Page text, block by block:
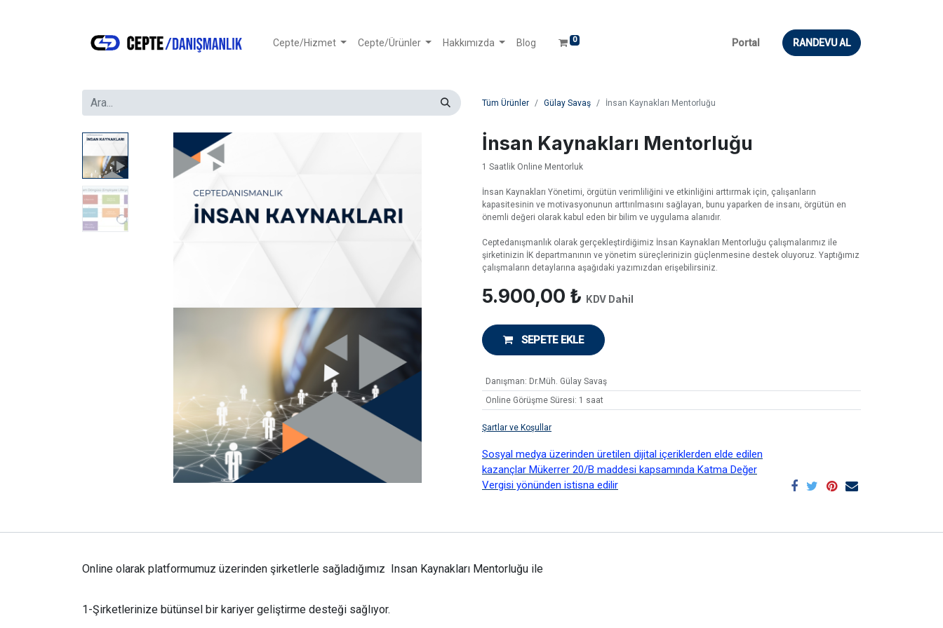
Cepte/Hizmet Cepte/Ürünler Hakkımızda Blog 0 Portal RANDEVU AL
Tüm Ürünler Gülay Savaş İnsan Kaynakları Mentorluğu
İnsan Kaynakları Mentorluğu
1 Saatlik Online Mentorluk
İnsan Kaynakları Yönetimi, örgütün verimliliğini ve etkinliğini arttırmak için, çalışanların
kapasitesinin ve motivasyonunun arttırılmasını sağlayan, bunu yaparken de insanı, örgütün en
önemli değeri olarak kabul eden bir bilim ve uygulama alanıdır.
Ceptedanışmanlık olarak gerçekleştirdiğimiz İnsan Kaynakları Mentorluğu çalışmalarımız ile
şirketinizin İK departmanının ve yönetim süreçlerinizin güçlenmesine destek oluyoruz. Yaptığımız
çalışmaların detaylarına aşağıdaki yazımızdan erişebilirsiniz.
5.900,00 ₺ KDV Dahil
SEPETE EKLE
Danışman: Dr.Müh. Gülay Savaş
Online Görüşme Süresi: 1 saat
Şartlar ve Koşullar
Sosyal medya üzerinden üretilen dijital içeriklerden elde edilen
kazançlar Mükerrer 20/B maddesi kapsamında Katma Değer
Vergisi yönünden istisna edilir
Online olarak platformumuz üzerinden şirketlerle sağladığımız Insan Kaynakları Mentorluğu ile
1-Şirketlerinize bütünsel bir kariyer geliştirme desteği sağlıyor.